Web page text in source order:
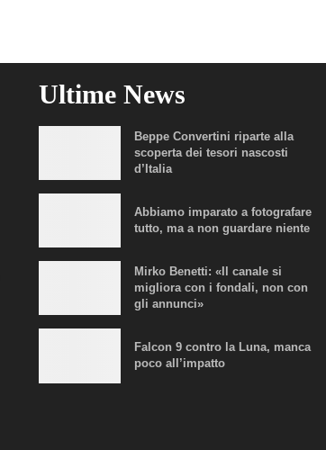
Ultime News
Beppe Convertini riparte alla
scoperta dei tesori nascosti
d’Italia
Abbiamo imparato a fotografare
tutto, ma a non guardare niente
Mirko Benetti: «Il canale si
migliora con i fondali, non con
gli annunci»
Falcon 9 contro la Luna, manca
poco all’impatto